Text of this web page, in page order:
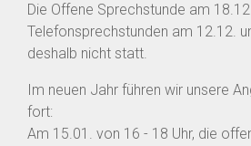
Die Offene Sprechstunde am
Telefonsprechstunden am 12.12.
deshalb nicht statt.
Im neuen Jahr führen wir unsere
fort:
Am 15.01. von 16 - 18 Uhr, die